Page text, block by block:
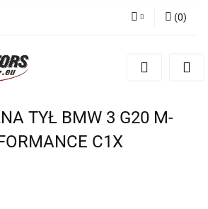
Zarejestruj się
(0)
TYŁ BMW 3 G20 M-
C1X